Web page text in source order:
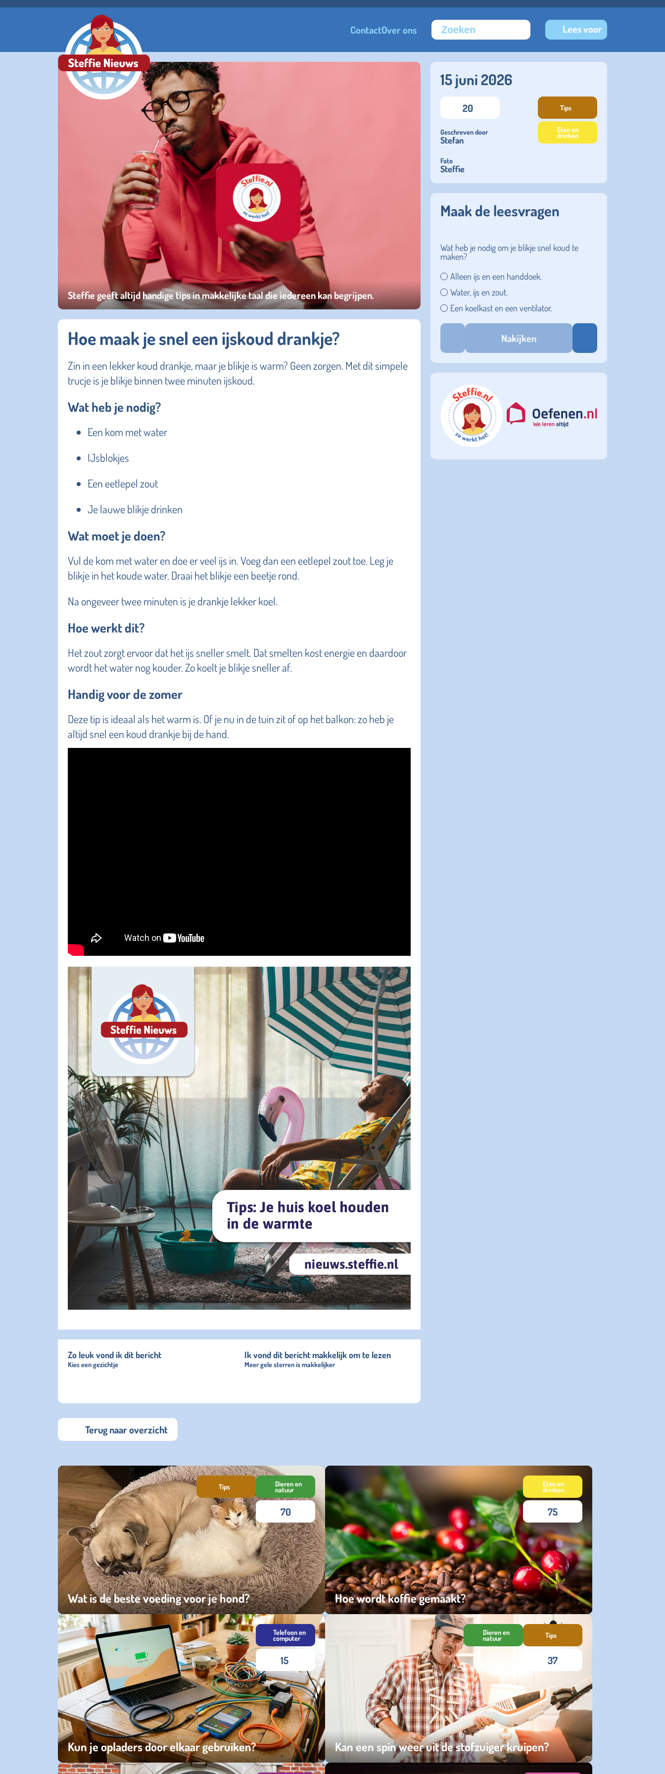
ContactOver ons Lees voor
Steffie geeft altijd handige tips in makkelijke taal die iedereen kan begrijpen.
Hoe maak je snel een ijskoud drankje?
Zin in een lekker koud drankje, maar je blikje is warm? Geen zorgen. Met dit simpele
trucje is je blikje binnen twee minuten ijskoud.
Wat heb je nodig?
Een kom met water
IJsblokjes
Een eetlepel zout
Je lauwe blikje drinken
Wat moet je doen?
Vul de kom met water en doe er veel ijs in. Voeg dan een eetlepel zout toe. Leg je
blikje in het koude water. Draai het blikje een beetje rond.
Na ongeveer twee minuten is je drankje lekker koel.
Hoe werkt dit?
Het zout zorgt ervoor dat het ijs sneller smelt. Dat smelten kost energie en daardoor
wordt het water nog kouder. Zo koelt je blikje sneller af.
Handig voor de zomer
Deze tip is ideaal als het warm is. Of je nu in de tuin zit of op het balkon: zo heb je
altijd snel een koud drankje bij de hand.
Zo leuk vond ik dit bericht
Kies een gezichtje
Ik vond dit bericht makkelijk om te lezen
Meer gele sterren is makkelijker
15 juni 2026
20
Geschreven door
Stefan
Foto
Steffie
Tips
Eten en
drinken
Maak de leesvragen
Wat heb je nodig om je blikje snel koud te
maken?
Alleen ijs en een handdoek.
Water, ijs en zout.
Een koelkast en een ventilator.
Nakijken
Terug naar overzicht
Wat is de beste voeding voor je hond?
maandag 03 augustus 2026
Tips Dieren en
natuur
70
Hoe wordt koffie gemaakt?
vrijdag 10 juli 2026
Eten en
drinken
75
Kun je opladers door elkaar gebruiken?
dinsdag 30 juni 2026
Telefoon en
computer
15
Kan een spin weer uit de stofzuiger kruipen?
donderdag 25 juni 2026
Dieren en
natuur Tips
37